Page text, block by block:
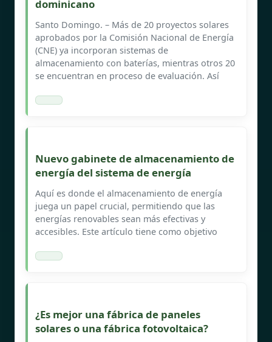
dominicano
Santo Domingo. – Más de 20 proyectos solares
aprobados por la Comisión Nacional de Energía
(CNE) ya incorporan sistemas de
almacenamiento con baterías, mientras otros 20
se encuentran en proceso de evaluación. Así
Nuevo gabinete de almacenamiento de
energía del sistema de energía
Aquí es donde el almacenamiento de energía
juega un papel crucial, permitiendo que las
energías renovables sean más efectivas y
accesibles. Este artículo tiene como objetivo
¿Es mejor una fábrica de paneles
solares o una fábrica fotovoltaica?